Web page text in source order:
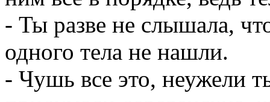
- Ты разве не слышала,
одного тела не нашли.
- Чушь все это, неужели